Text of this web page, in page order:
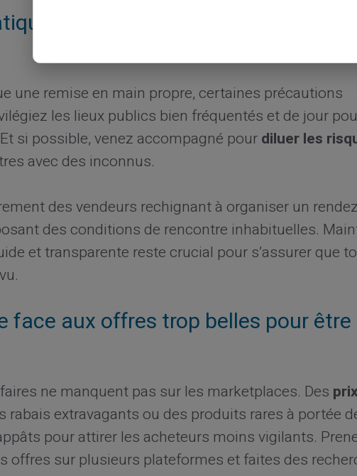
sûres pour rencontrer les
une remise en main propre, certaines précautions
les lieux publics bien fréquentés et de jour
si possible, venez accompagné pourdiluer les
avec des inconnus.
des vendeurs rechignant à organiser un
des conditions de rencontre inhabituelles.
et transparente reste crucial pour s’assurer que
face aux offres trop belles pour être
ne manquent pas sur les marketplaces. Des prix
rabais extravagants ou des produits rares à portée
pour attirer les acheteurs moins vigilants.
offres sur plusieurs plateformes et faites des